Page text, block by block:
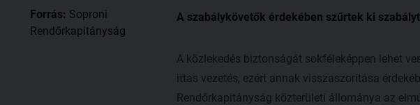
Forrás: Soproni
Rendőrkapitányság
A szabálykövetők érdekében szűrtek ki
A közlekedés biztonságát sokféleképpen lehet
ittas vezetés, ezért annak visszaszorítása
Rendőrkapitányság közterületi állománya az